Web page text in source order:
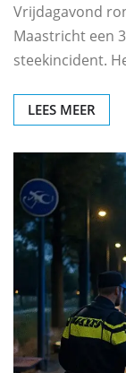
Vrijdagavond
Maastricht een
steekincident.
LEES MEER